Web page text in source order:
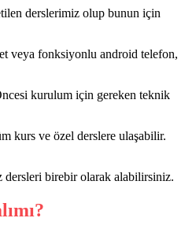
derslerimiz olup bunun için
veya fonksiyonlu android telefon,
kurulum için gereken teknik
kurs ve özel derslere ulaşabilir.
birebir olarak alabilirsiniz.